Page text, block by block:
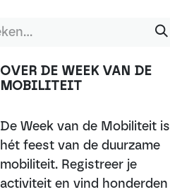
OVER DE WEEK VAN DE
MOBILITEIT
De Week van de Mobiliteit is
hét feest van de duurzame
mobiliteit. Registreer je
activiteit en vind honderden